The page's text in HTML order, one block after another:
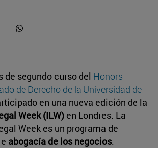
de segundo curso del Honors
de Derecho de la Universidad de
en una nueva edición de la
Week (ILW) en Londres. La
Week es un programa de
abogacía de los negocios.